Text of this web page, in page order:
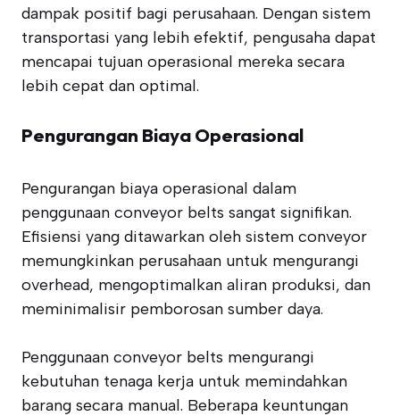
dampak positif bagi perusahaan. Dengan sistem
transportasi yang lebih efektif, pengusaha dapat
mencapai tujuan operasional mereka secara
lebih cepat dan optimal.
Pengurangan Biaya Operasional
Pengurangan biaya operasional dalam
penggunaan conveyor belts sangat signifikan.
Efisiensi yang ditawarkan oleh sistem conveyor
memungkinkan perusahaan untuk mengurangi
overhead, mengoptimalkan aliran produksi, dan
meminimalisir pemborosan sumber daya.
Penggunaan conveyor belts mengurangi
kebutuhan tenaga kerja untuk memindahkan
barang secara manual. Beberapa keuntungan